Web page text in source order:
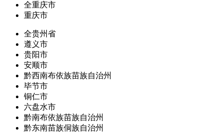
全重庆市
重庆市
全贵州省
遵义市
贵阳市
安顺市
黔西南布依族苗族自治州
毕节市
铜仁市
六盘水市
黔南布依族苗族自治州
黔东南苗族侗族自治州